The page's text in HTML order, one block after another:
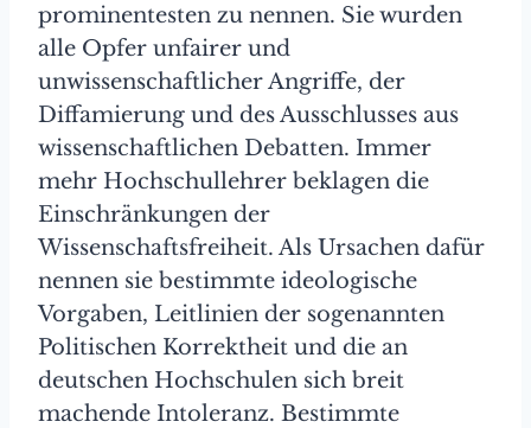
prominentesten zu nennen. Sie wurden
alle Opfer unfairer und
unwissenschaftlicher Angriffe, der
Diffamierung und des Ausschlusses aus
wissenschaftlichen Debatten. Immer
mehr Hochschullehrer beklagen die
Einschränkungen der
Wissenschaftsfreiheit. Als Ursachen dafür
nennen sie bestimmte ideologische
Vorgaben, Leitlinien der sogenannten
Politischen Korrektheit und die an
deutschen Hochschulen sich breit
machende Intoleranz. Bestimmte